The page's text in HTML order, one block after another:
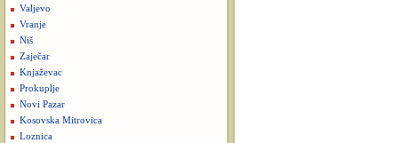
Valjevo
Vranje
Niš
Zaječar
Knjaževac
Prokuplje
Novi Pazar
Kosovska Mitrovica
Loznica